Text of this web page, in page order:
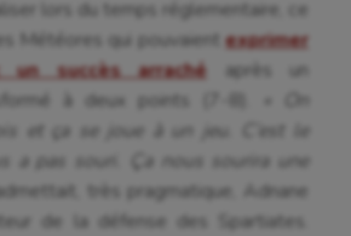
lors du temps réglementaire, ce
Météores qui pouvaient exprimer
succès arraché après un
à deux points (7-8).
« On
et ça se joue à un jeu. C’est le
a pas souri. Ça nous sourira une
très pragmatique, Adnane
de la défense des Spartiates.